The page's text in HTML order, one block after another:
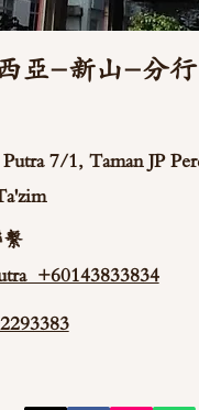
亞-新山-分行
Putra 7/1, Taman JP
繫
+60143833834